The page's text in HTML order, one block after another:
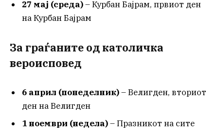
27 мај (среда)– Курбан Бајрам, првиот ден
на Курбан Бајрам
За граѓаните од католичка
вероисповед
6 април (понеделник)– Велигден, вториот
ден на Велигден
1 ноември (недела)– Празникот на сите